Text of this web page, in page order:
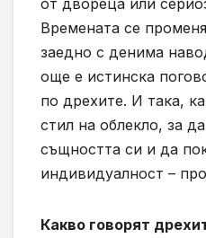
от двореца или
Времената се
заедно с денима
още е истинска
по дрехите. И така,
стил на облекло, за
същността си и да
индивидуалност –
Какво говорят